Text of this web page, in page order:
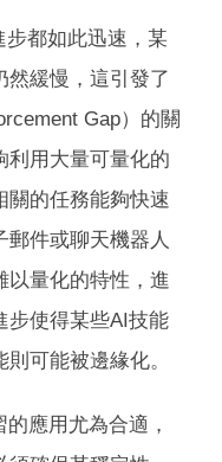
都如此迅速，某
然緩慢，這引發了
Gap）的關
利用大量可量化的
關的任務能夠快速
件或聊天機器人
以量化的特性，進
步使得某些AI技能
可能被邊緣化。
應用尤為合適，